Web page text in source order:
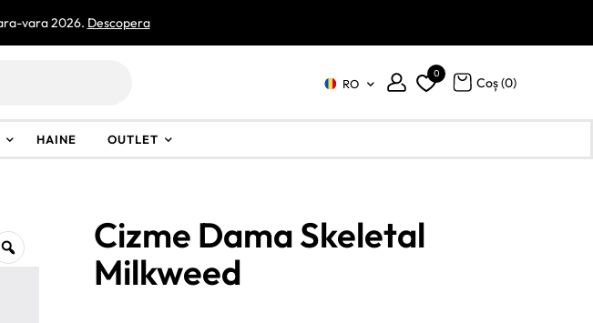
vara 2026. Descopera
RO
0
Coș (0)
HAINE OUTLET
Cizme Dama Skeletal
Milkweed